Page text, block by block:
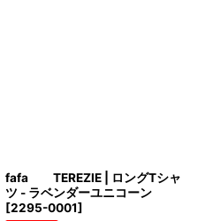
fafa TEREZIE | ロングTシャ
ツ - ラベンダーユニコーン
[2295-0001]